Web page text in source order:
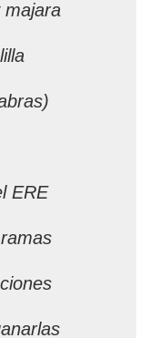
majara
ERE